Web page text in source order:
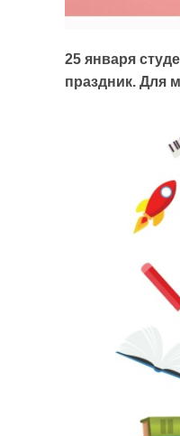
25 января
праздник. Для